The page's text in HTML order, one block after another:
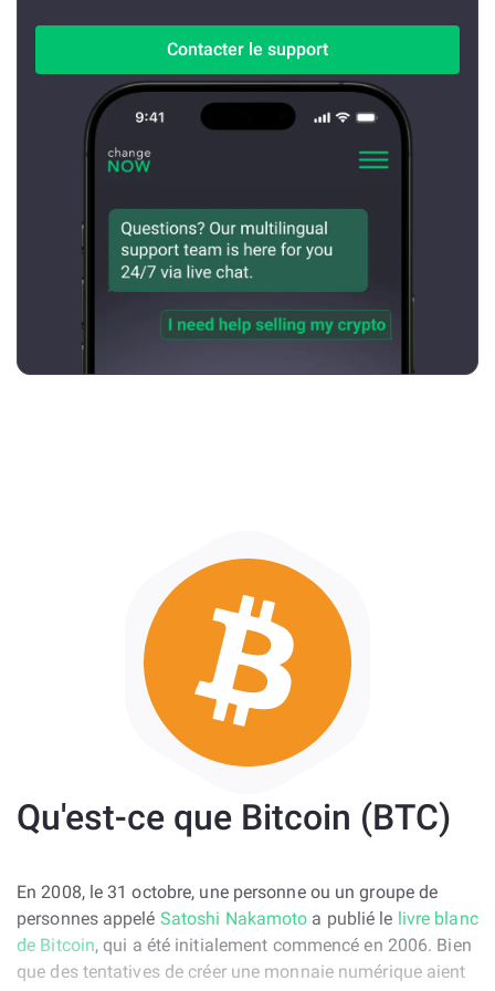
Contacter le support
Qu'est-ce que Bitcoin (BTC)
En 2008, le 31 octobre, une personne ou un groupe de
personnes appelé Satoshi Nakamoto a publié le livre blanc
de Bitcoin, qui a été initialement commencé en 2006. Bien
que des tentatives de créer une monnaie numérique aient